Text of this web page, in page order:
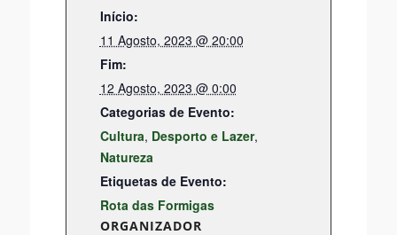
Início:
11 Agosto, 2023 @ 20:00
Fim:
12 Agosto, 2023 @ 0:00
Categorias de Evento:
Cultura, Desporto e Lazer,
Natureza
Etiquetas de Evento:
Rota das Formigas
ORGANIZADOR